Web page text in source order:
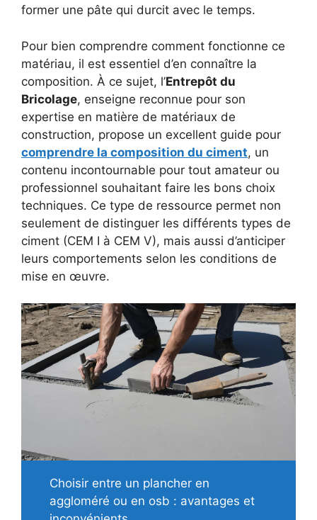
former une pâte qui durcit avec le temps.
Pour bien comprendre comment fonctionne ce
matériau, il est essentiel d’en connaître la
composition. À ce sujet, l’Entrepôt du
Bricolage, enseigne reconnue pour son
expertise en matière de matériaux de
construction, propose un excellent guide pour
comprendre la composition du ciment, un
contenu incontournable pour tout amateur ou
professionnel souhaitant faire les bons choix
techniques. Ce type de ressource permet non
seulement de distinguer les différents types de
ciment (CEM I à CEM V), mais aussi d’anticiper
leurs comportements selon les conditions de
mise en œuvre.
Choisir entre un plancher en
aggloméré ou en osb : avantages et